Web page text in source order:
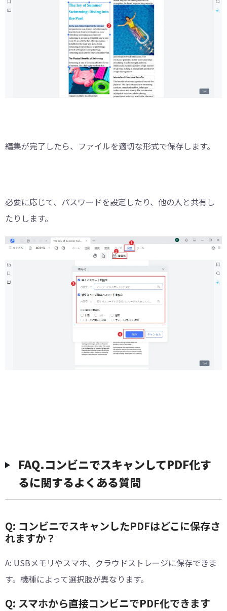
編集が完了したら、ファイルを適切な形式で保存します。
必要に応じて、パスワードを設定したり、他の人と共有し
たりします。
︎FAQ.コンビニでスキャンしてPDF化す
るに関するよくある質問
Q: コンビニでスキャンしたPDFはどこに保存さ
れますか？
A: USBメモリやスマホ、クラウドストレージに保存できま
す。機種によって選択肢が異なります。
Q: スマホから直接コンビニでPDF化できます